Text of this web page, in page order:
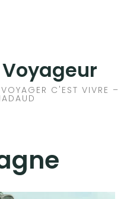
C'EST VIVRE –